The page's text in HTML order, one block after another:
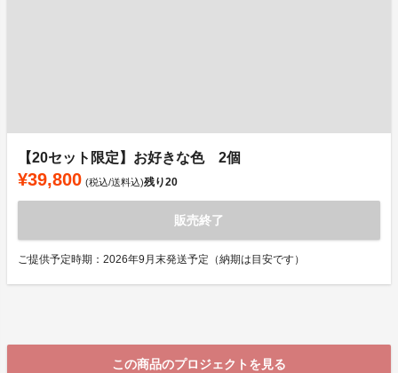
【20セット限定】お好きな色 2個
¥39,800 (税込/送料込)残り20
販売終了
ご提供予定時期：2026年9月末発送予定（納期は目安です）
この商品のプロジェクトを見る